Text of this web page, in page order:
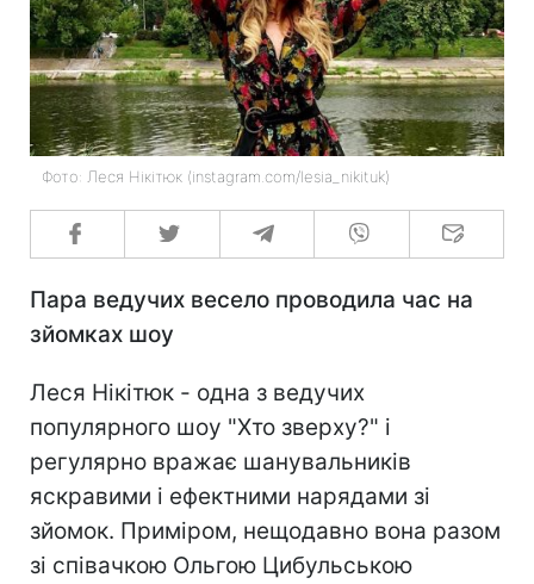
Фото: Леся Нікітюк (instagram.com/lesia_nikituk)
Пара ведучих весело проводила час на
зйомках шоу
Леся Нікітюк - одна з ведучих
популярного шоу "Хто зверху?" і
регулярно вражає шанувальників
яскравими і ефектними нарядами зі
зйомок. Приміром, нещодавно вона разом
зі співачкою Ольгою Цибульською